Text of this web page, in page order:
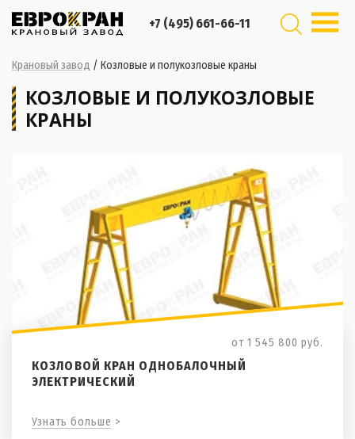
+7 (495) 661-66-11
Крановый завод / Козловые и полукозловые краны
КОЗЛОВЫЕ И ПОЛУКОЗЛОВЫЕ
КРАНЫ
от 1 545 800 руб.
КОЗЛОВОЙ КРАН ОДНОБАЛОЧНЫЙ
ЭЛЕКТРИЧЕСКИЙ
Узнать больше >